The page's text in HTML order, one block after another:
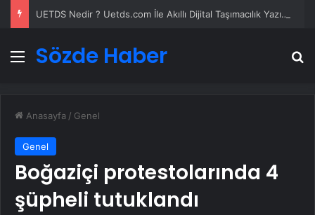
UETDS Nedir ? Uetds.com İle Akıllı Dijital Taşımacılık Yazılımı
Menü
Sözde Haber
Anasayfa / Genel
Genel
Boğaziçi protestolarında 4
şüpheli tutuklandı